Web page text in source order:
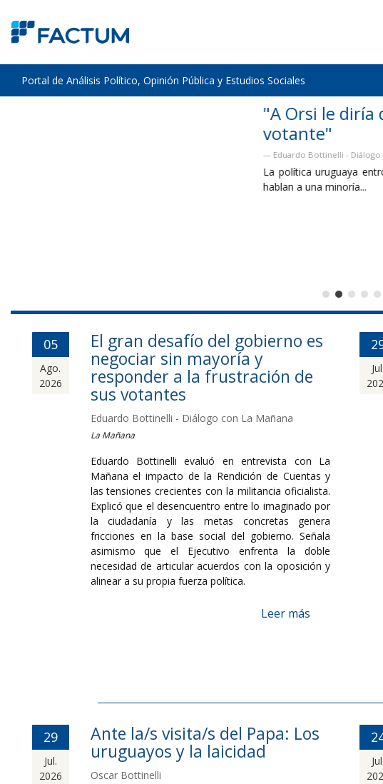
Portal de Análisis Político, Opinión Pública y Estudios Sociales
"A Orsi le diría que no sintoniza con la
Eduardo Bottinelli - Diálogo con Tomer Urwicz - El Observador
La política uruguaya entró en una lógica de campaña permanente que
05
Ago.
2026
El gran desafío del gobierno es
negociar sin mayoría y
responder a la frustración de
sus votantes
Eduardo Bottinelli - Diálogo con La Mañana
La Mañana
Eduardo Bottinelli evaluó en entrevista con La
Mañana el impacto de la Rendición de Cuentas y
las tensiones crecientes con la militancia oficialista.
Explicó que el desencuentro entre lo imaginado por
la ciudadanía y las metas concretas genera
fricciones en la base social del gobierno. Señala
asimismo que el Ejecutivo enfrenta la doble
necesidad de articular acuerdos con la oposición y
alinear a su propia fuerza política.
Leer más
Jul.
29
Jul.
2026
Ante la/s visita/s del Papa: Los
uruguayos y la laicidad
Oscar Bottinelli
Jul.